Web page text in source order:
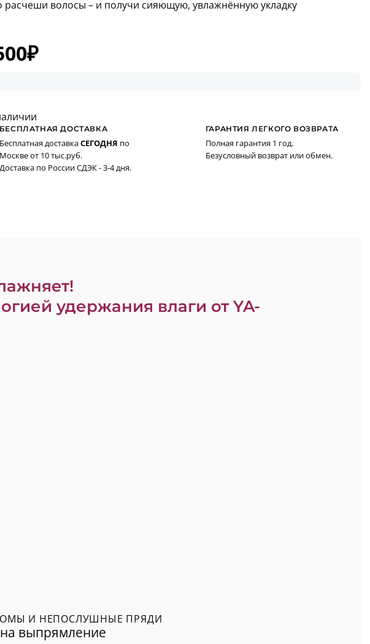
расчеши волосы – и получи сияющую, увлажнённую укладку
₽
БЕСПЛАТНАЯ ДОСТАВКА
Бесплатная доставкаСЕГОДНЯ по
Москве от 10 тыс.руб.
Доставка по России СДЭК - 3-4 дня.
ГАРАНТИЯ ЛЕГКОГО ВОЗВРАТА
Полная гарантия 1 год.
Безусловный возврат или обмен.
удержания влаги от YA-
И НЕПОСЛУШНЫЕ ПРЯДИ
выпрямление